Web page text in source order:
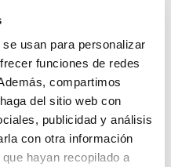
usan para personalizar
funciones de redes
compartimos
del sitio web con
publicidad y análisis
con otra información
hayan recopilado a